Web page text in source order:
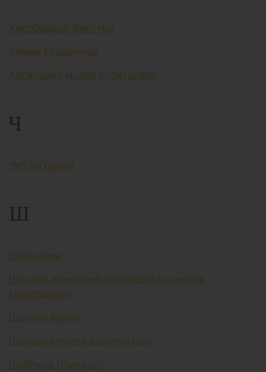
Ҳисобварақ-фактура
Ҳоким ёрдамчиси
Ҳосилавий молия воситалари
Ч
Чет эл банки
Ш
Шартнома
Шахсий жамғариб бориладиган пенсия
ҳисобварағи
Шахсий молия
Шахсий суғурта шартномаси
ШИР-код (Пин-код)